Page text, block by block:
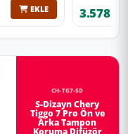
EKLE
CH-TG7-SD
S-Dizayn Chery
Tiggo 7 Pro Ön ve
Arka Tampon
Koruma Difüzör